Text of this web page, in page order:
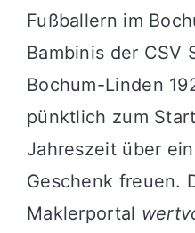
Fußballern im
Bambinis der CSV
Bochum-Linden
pünktlich zum
Jahreszeit über
Geschenk freuen.
Maklerportal